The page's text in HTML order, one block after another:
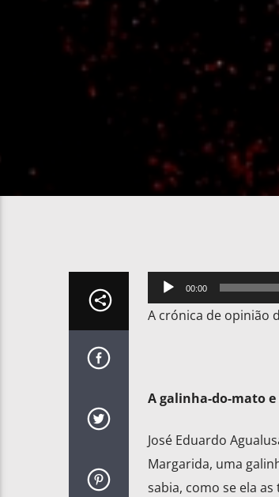
Reprodutor
de
00:00
A crónica de opinião
A galinha-do-mato
José Eduardo
Margarida, uma
sabia, como se ela